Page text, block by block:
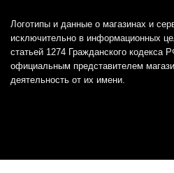
Логотипы и данные о магазинах и
исключительно в информационных
статьей 1274 Гражданского кодекса
официальным представителем
деятельность от их имени.
Отказ от ответственности